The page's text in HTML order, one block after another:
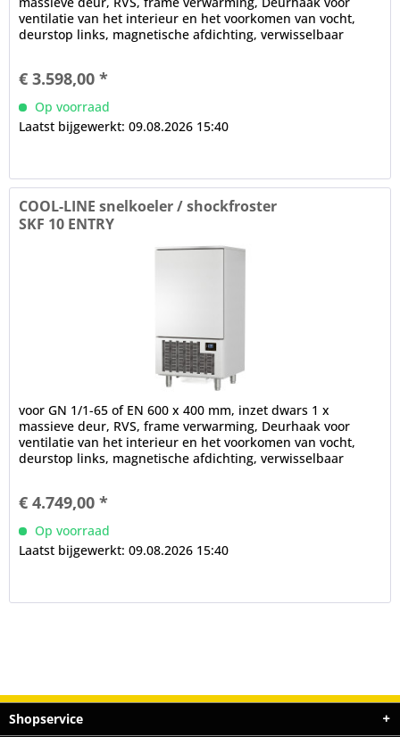
ventilatie van het interieur en het voorkomen van vocht,
deurstop links, magnetische afdichting, verwisselbaar
€ 3.598,00 *
Op voorraad
Laatst bijgewerkt: 09.08.2026 15:40
COOL-LINE snelkoeler / shockfroster
SKF 10 ENTRY
voor GN 1/1-65 of EN 600 x 400 mm, inzet dwars 1 x
massieve deur, RVS, frame verwarming, Deurhaak voor
ventilatie van het interieur en het voorkomen van vocht,
deurstop links, magnetische afdichting, verwisselbaar
€ 4.749,00 *
Op voorraad
Laatst bijgewerkt: 09.08.2026 15:40
Shopservice